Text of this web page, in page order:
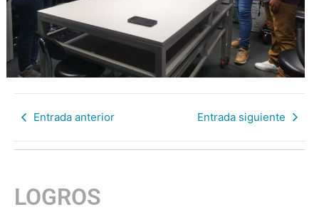
Entrada anterior Entrada siguiente
LOGROS